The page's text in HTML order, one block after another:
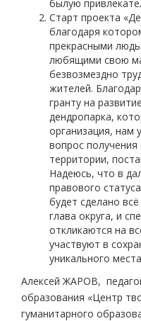
былую
Старт проекта
благодаря
прекрасными
любящими свою
безвозмездно
жителей.
гранту на
дендропарка,
организация, нам
вопрос
территории,
Надеюсь, что в
правового
будет сделано
глава округа, и
откликаются на
участвуют в
уникального
Алексей ЖАРОВ,
образования «Центр
гуманитарного